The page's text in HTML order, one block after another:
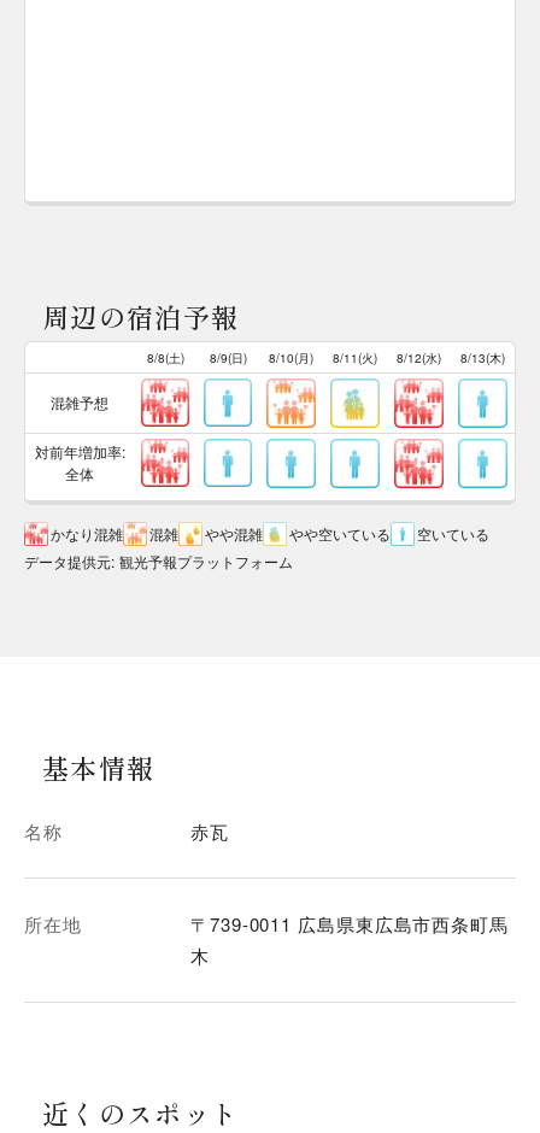
周辺の宿泊予報
8/8(土) 8/9(日) 8/10(月) 8/11(火) 8/12(水) 8/13(木)
混雑予想
対前年増加率:
全体
かなり混雑 混雑 やや混雑 やや空いている
空いている
データ提供元: 観光予報プラットフォーム
基本情報
名称 赤瓦
所在地
〒739-0011 広島県東広島市西条町馬
木
近くのスポット